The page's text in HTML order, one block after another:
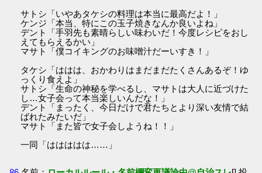
サトシ「いやあタケシの料理は本当に最高だよ！」
ケンジ「本当、特にこの玉子焼きなんか良いよね」
デント「手羽先も素晴らしい味わいだ！今度レシピをおし
えてもらえるかい」
マサト「僕コイキングのお味噌汁だーいすき！」
タケシ「ははは、おかわりはまだまだたくさんあるぞ！ゆ
っくり食えよ」
サトシ「生命の神秘を学べるし、マサトは大人に近づけた
し…女子会って本当楽しいんだな！」
デント「まったく、今日だけで君たちとより深い友情で結
ばれたみたいだ」
マサト「また皆で女子会しようね！！」
一同「ははははは……」